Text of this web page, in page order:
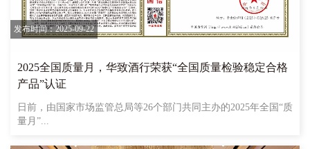
发布时间：2025-09-22
2025全国质量月，华致酒行荣获“全国质量检验稳定合格
产品”认证
日前，由国家市场监管总局等26个部门共同主办的2025年全国“质
量月”...